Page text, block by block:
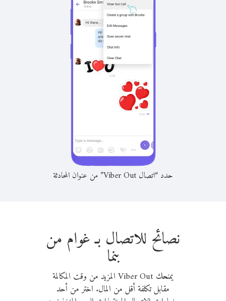
حدد “اتصال Viber Out” من عنوان المحادثة
نصائح للاتصال بـ غوام من
بنما
يمنحك Viber Out المزيد من وقت المكالمة
مقابل تكلفة أقل من المال. اختر من أحد